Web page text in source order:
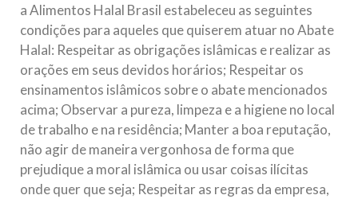
a Alimentos Halal Brasil estabeleceu as seguintes
condições para aqueles que quiserem atuar no Abate
Halal: Respeitar as obrigações islâmicas e realizar as
orações em seus devidos horários; Respeitar os
ensinamentos islâmicos sobre o abate mencionados
acima; Observar a pureza, limpeza e a higiene no local
de trabalho e na residência; Manter a boa reputação,
não agir de maneira vergonhosa de forma que
prejudique a moral islâmica ou usar coisas ilícitas
onde quer que seja; Respeitar as regras da empresa,